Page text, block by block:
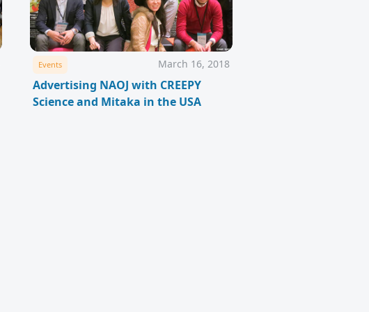
Events March 16, 2018
Advertising NAOJ with CREEPY
Science and Mitaka in the USA